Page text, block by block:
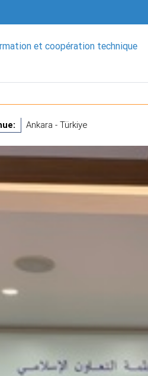
et coopération technique
Ankara - Türkiye